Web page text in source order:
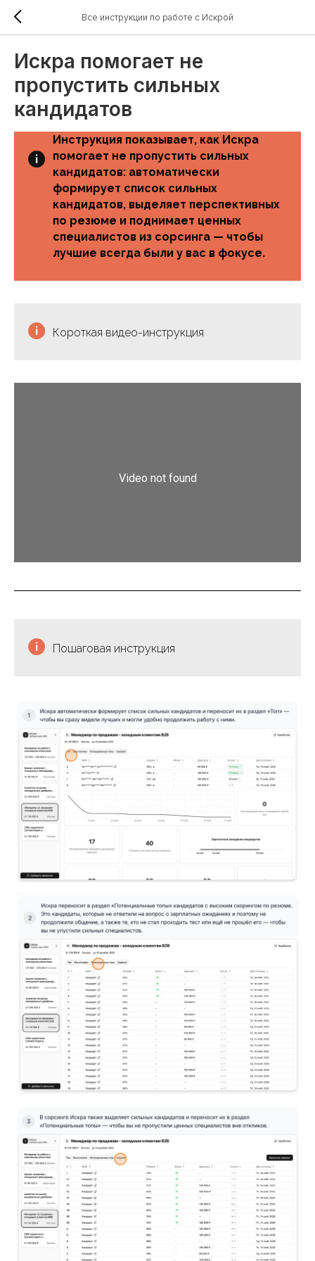
Все инструкции по работе с Искрой
Искра помогает не
пропустить сильных
кандидатов
Инструкция показывает, как Искра
помогает не пропустить сильных
кандидатов: автоматически
формирует список сильных
кандидатов, выделяет перспективных
по резюме и поднимает ценных
специалистов из сорсинга — чтобы
лучшие всегда были у вас в фокусе.
Короткая видео-инструкция
Пошаговая инструкция